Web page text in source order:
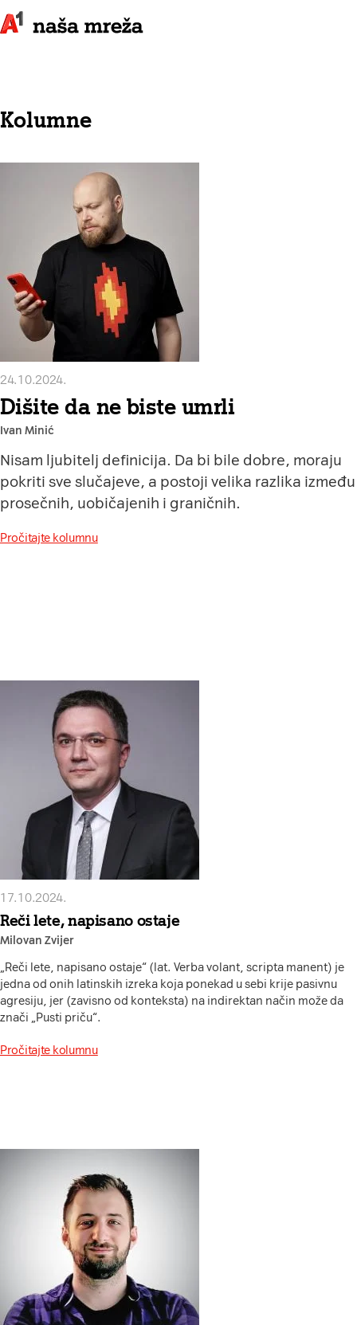
Kolumne
24.10.2024.
Dišite da ne biste umrli
Ivan Minić
Nisam ljubitelj definicija. Da bi bile dobre, moraju
pokriti sve slučajeve, a postoji velika razlika između
prosečnih, uobičajenih i graničnih.
Pročitajte kolumnu
17.10.2024.
Reči lete, napisano ostaje
Milovan Zvijer
„Reči lete, napisano ostaje“ (lat. Verba volant, scripta manent) je
jedna od onih latinskih izreka koja ponekad u sebi krije pasivnu
agresiju, jer (zavisno od konteksta) na indirektan način može da
znači „Pusti priču“.
Pročitajte kolumnu